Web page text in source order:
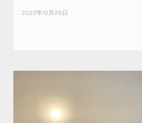
2022年12月28日